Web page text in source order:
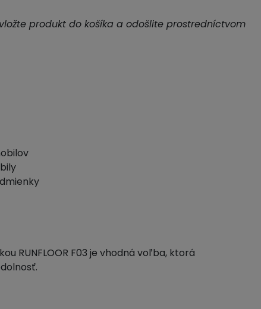
produkt do košíka a odošlite prostredníctvom
RUNFLOOR F03 je vhodná voľba, ktorá